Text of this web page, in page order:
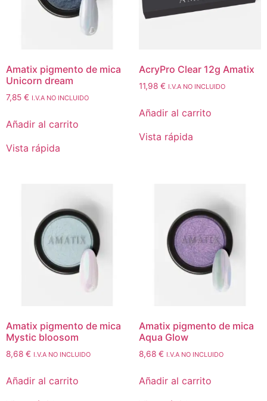
Amatix pigmento de mica
Unicorn dream
7,85 € I.V.A NO INCLUIDO
Añadir al carrito
Vista rápida
AcryPro Clear 12g Amatix
11,98 € I.V.A NO INCLUIDO
Añadir al carrito
Vista rápida
Amatix pigmento de mica
Mystic bloosom
8,68 € I.V.A NO INCLUIDO
Añadir al carrito
Amatix pigmento de mica
Aqua Glow
8,68 € I.V.A NO INCLUIDO
Añadir al carrito